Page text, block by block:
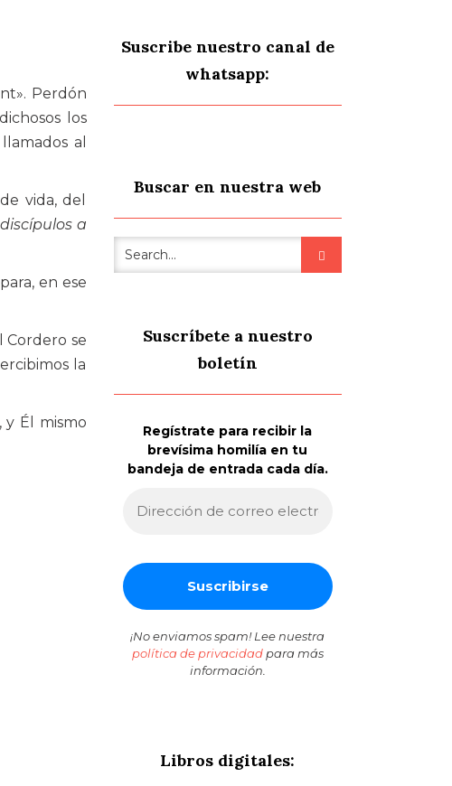
Perdón
los
al
vida, del
a
en ese
Cordero se
la
y Él mismo
Suscribe nuestro canal de
whatsapp:
Buscar en nuestra web
Suscríbete a nuestro
boletín
Regístrate para recibir la
brevísima homilía en tu
bandeja de entrada cada día.
¡No enviamos spam! Lee nuestra
política de privacidadpara más
información.
Libros digitales: